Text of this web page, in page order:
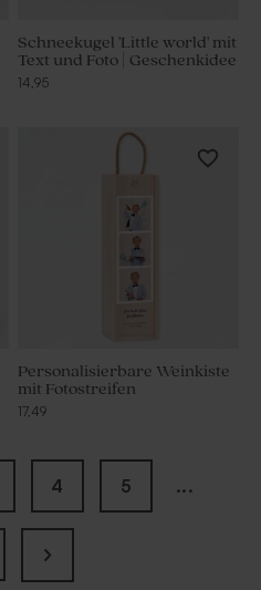
Schneekugel 'Little world' mit
Text und Foto | Geschenkidee
14,95
Personalisierbare Weinkiste
mit Fotostreifen
17,49
4 5 ...